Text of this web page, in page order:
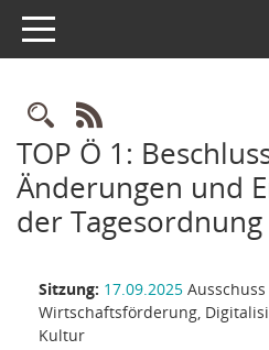
Toggle navigation
Rechercheauswahl
RSS-Feed
TOP Ö 1:
Änderungen und
der Tagesordnung
Sitzung: 17.09.2025
Wirtschaftsförderung,
Kultur